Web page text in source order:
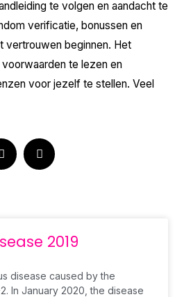
te volgen en aandacht te
verificatie, bonussen en
vertrouwen beginnen. Het
te lezen en
voor jezelf te stellen. Veel
2019
disease caused by the
In January 2020, the disease